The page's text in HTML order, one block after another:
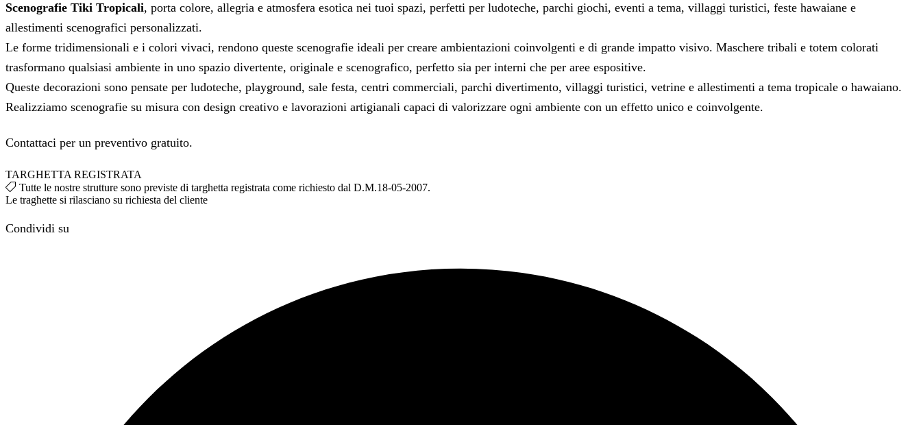
Scenografie Tiki Tropicali, porta colore, allegria e atmosfera esotica nei tuoi spazi, perfetti per ludoteche, parchi giochi, eventi a tema, villaggi turistici, feste hawaiane e
allestimenti scenografici personalizzati.
Le forme tridimensionali e i colori vivaci, rendono queste scenografie ideali per creare ambientazioni coinvolgenti e di grande impatto visivo. Maschere tribali e totem colorati
trasformano qualsiasi ambiente in uno spazio divertente, originale e scenografico, perfetto sia per interni che per aree espositive.
Queste decorazioni sono pensate per ludoteche, playground, sale festa, centri commerciali, parchi divertimento, villaggi turistici, vetrine e allestimenti a tema tropicale o hawaiano.
Realizziamo scenografie su misura con design creativo e lavorazioni artigianali capaci di valorizzare ogni ambiente con un effetto unico e coinvolgente.
Contattaci per un preventivo gratuito.
TARGHETTA REGISTRATA
Tutte le nostre strutture sono previste di targhetta registrata come richiesto dal D.M.18-05-2007.
Le traghette si rilasciano su richiesta del cliente
Condividi su